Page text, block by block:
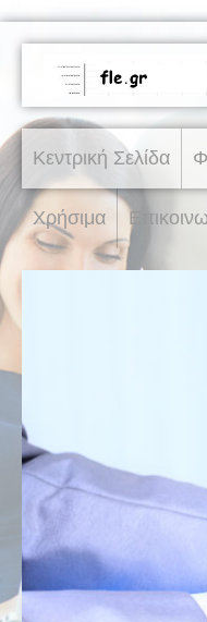
Κεντρική Σελίδα
Χρήσιμα